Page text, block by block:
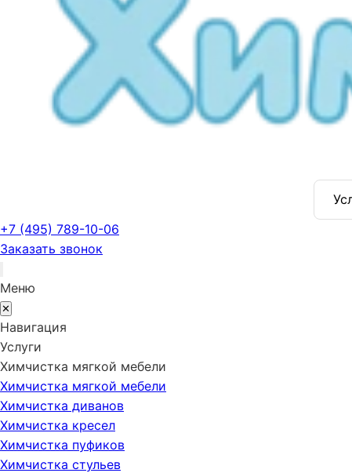
+7 (495) 789-10-06
Заказать звонок
Меню
✕
Навигация
Услуги
Химчистка мягкой мебели
Химчистка мягкой мебели
Химчистка диванов
Химчистка кресел
Химчистка пуфиков
Химчистка стульев